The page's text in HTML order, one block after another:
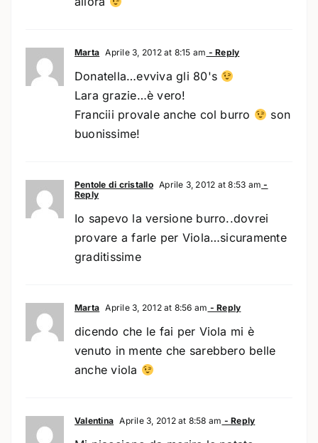
Marta Aprile 3, 2012 at 8:15 am - Reply
Donatella…evviva gli 80's
Lara grazie…è vero!
Franciii provale anche col burro
son
buonissime!
Pentole di cristallo Aprile 3, 2012 at 8:53 am -
Reply
Io sapevo la versione burro..dovrei
provare a farle per Viola…sicuramente
graditissime
Marta Aprile 3, 2012 at 8:56 am - Reply
dicendo che le fai per Viola mi è
venuto in mente che sarebbero belle
anche viola
Valentina Aprile 3, 2012 at 8:58 am - Reply